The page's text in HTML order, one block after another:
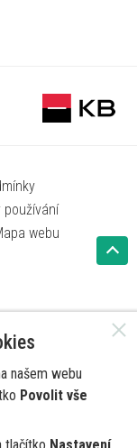
používání
webu
našem webu
Povolit vše